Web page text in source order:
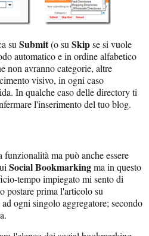
suSubmit(o suSkipse si vuole
automatico e in ordine alfabetico
non avranno categorie, altre
visivo, in ogni caso
In qualche caso delle directory ti
l'inserimento del tuo blog.
ma può anche essere
Social Bookmarkingma in questo
tempo impiegato mi sento di
postare prima l'articolo su
ogni singolo aggregatore; secondo